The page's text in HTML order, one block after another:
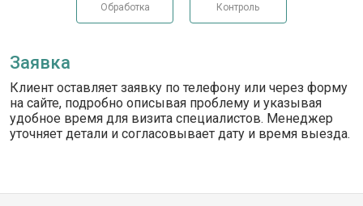
Обработка Контроль
Заявка
Клиент оставляет заявку по телефону или через форму
на сайте, подробно описывая проблему и указывая
удобное время для визита специалистов. Менеджер
уточняет детали и согласовывает дату и время выезда.